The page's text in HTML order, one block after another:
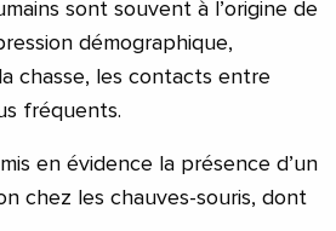
sont souvent à l’origine de
démographique,
chasse, les contacts entre
fréquents.
en évidence la présence d’un
chez les chauves-souris, dont